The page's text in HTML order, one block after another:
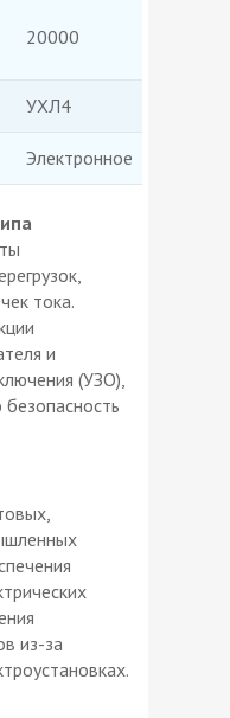
20000
УХЛ4
Электронное
тока.
и
(УЗО),
из-за